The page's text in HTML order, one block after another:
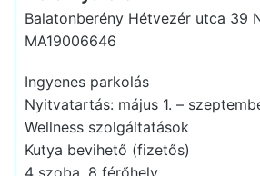
Balatonberény Hétvezér utca 39
MA19006646
Ingyenes parkolás
Nyitvatartás: május 1. –
Wellness szolgáltatások
Kutya bevihető (fizetős)
4 szoba, 8 férőhely